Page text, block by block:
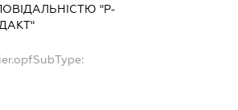
"Р-